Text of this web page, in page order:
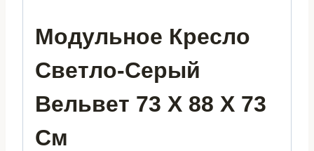
Модульное Кресло
Светло-Серый
Вельвет 73 X 88 X 73
См